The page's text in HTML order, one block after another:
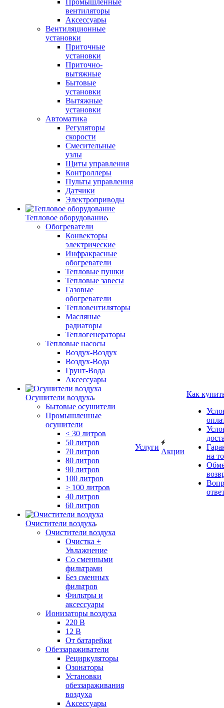
Промышленные
вентиляторы
Аксессуары
Вентиляционные
установки
Приточные
установки
Приточно-
вытяжные
Бытовые
установки
Вытяжные
установки
Автоматика
Регуляторы
скорости
Смесительные
узлы
Щиты управления
Контроллеры
Пульты управления
Датчики
Электроприводы
Тепловое оборудование
Обогреватели
Конвекторы
электрические
Инфракрасные
обогреватели
Тепловые пушки
Тепловые завесы
Газовые
обогреватели
Тепловентиляторы
Масляные
радиаторы
Теплогенераторы
Тепловые насосы
Воздух-Воздух
Воздух-Вода
Грунт-Вода
Аксессуары
Осушители воздуха
Бытовые осушители
Промышленные
осушители
< 30 литров
50 литров
70 литров
80 литров
90 литров
100 литров
> 100 литров
40 литров
60 литров
Очистители воздуха
Очистители воздуха
Очистка +
Увлажнение
Cо сменными
фильтрами
Без сменных
фильтров
Фильтры и
аксессуары
Ионизаторы воздуха
220 В
12 В
От батарейки
Обеззараживатели
Рециркуляторы
Озонаторы
Установки
обеззараживания
воздуха
Аксессуары
Услуги
Акции
Как
на